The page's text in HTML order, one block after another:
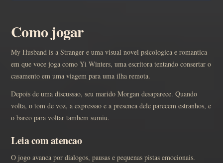
Como jogar
My Husband is a Stranger e uma visual novel psicologica e romantica
em que voce joga como Yi Winters, uma escritora tentando consertar o
casamento em uma viagem para uma ilha remota.
Depois de uma discussao, seu marido Morgan desaparece. Quando
volta, o tom de voz, a expressao e a presenca dele parecem estranhos, e
o barco para voltar tambem sumiu.
Leia com atencao
O jogo avanca por dialogos, pausas e pequenas pistas emocionais.